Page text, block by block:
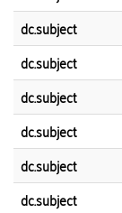
dc.subject
dc.subject
dc.subject
dc.subject
dc.subject
dc.subject